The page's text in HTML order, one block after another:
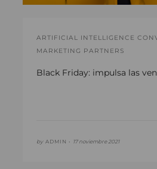
ARTIFICIAL INTELLIGENCE
MARKETING PARTNERS
Black Friday: impulsa las
by ADMIN • 17 noviembre 2021